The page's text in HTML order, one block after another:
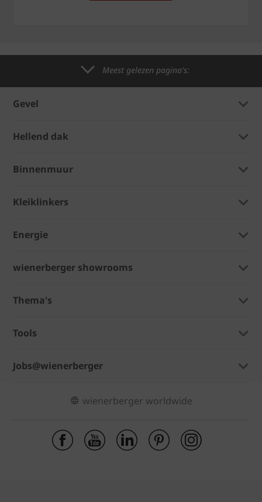
Meest gelezen pagina's:
Gevel
Hellend dak
Binnenmuur
Kleiklinkers
Energie
wienerberger showrooms
Thema's
Tools
Jobs@wienerberger
wienerberger worldwide